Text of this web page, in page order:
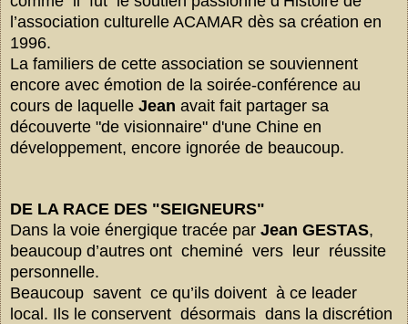
l’association culturelle ACAMAR dès sa création en
1996.
La familiers de cette association se souviennent
encore avec émotion de la soirée-conférence au
cours de laquelle Jean avait fait partager sa
découverte "de visionnaire" d'une Chine en
développement, encore ignorée de beaucoup.
DE LA RACE DES "SEIGNEURS"
Dans la voie énergique tracée par Jean GESTAS,
beaucoup d’autres ont cheminé vers leur réussite
personnelle.
Beaucoup savent ce qu’ils doivent à ce leader
local. Ils le conservent désormais dans la discrétion